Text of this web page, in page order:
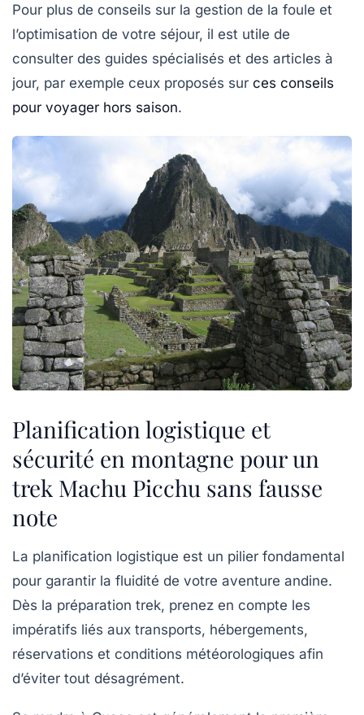
Pour plus de conseils sur la gestion de la foule et
l’optimisation de votre séjour, il est utile de
consulter des guides spécialisés et des articles à
jour, par exemple ceux proposés sur ces conseils
pour voyager hors saison.
Planification logistique et
sécurité en montagne pour un
trek Machu Picchu sans fausse
note
La planification logistique est un pilier fondamental
pour garantir la fluidité de votre aventure andine.
Dès la préparation trek, prenez en compte les
impératifs liés aux transports, hébergements,
réservations et conditions météorologiques afin
d’éviter tout désagrément.